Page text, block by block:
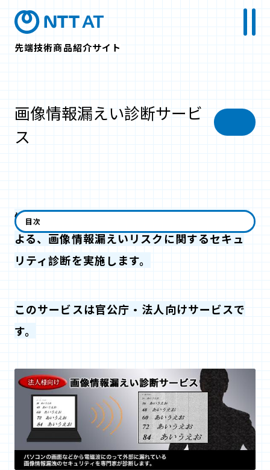
先端技術商品紹介サイト
画像情報漏えい診断サービ
ス
情報処理装置（PC等）から発生する電磁波に
よる、画像情報漏えいリスクに関するセキュ
リティ診断を実施します。
このサービスは官公庁・法人向けサービスで
す。
目次